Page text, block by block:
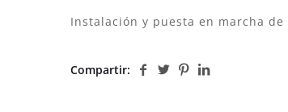
Instalación y puesta en marcha de
Compartir: